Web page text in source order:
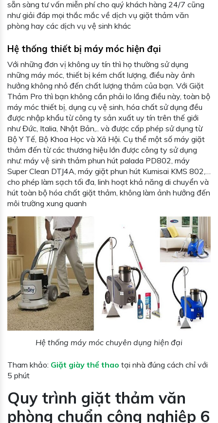
sẵn sàng tư vấn miễn phí cho quý khách hàng 24/7 cũng
như giải đáp mọi thắc mắc về dịch vụ giặt thảm văn
phòng hay các dịch vụ vệ sinh khác
Hệ thống thiết bị máy móc hiện đại
Với những đơn vị không uy tín thì họ thường sử dụng
những máy móc, thiết bị kém chất lượng, điều này ảnh
hưởng không nhỏ đến chất lượng thảm của bạn. Với Giặt
Thảm Pro thì bạn không cần phải lo lắng điều này, toàn bộ
máy móc thiết bị, dụng cụ vệ sinh, hóa chất sử dụng đều
được nhập khẩu từ công ty sản xuất uy tín trên thế giới
như Đức, Italia, Nhật Bản,.. và được cấp phép sử dụng từ
Bộ Y Tế, Bộ Khoa Học và Xã Hội. Cụ thể một số máy giặt
thảm đến từ các thương hiệu lớn được công ty sử dụng
như: máy vệ sinh thảm phun hút palada PD802, máy
Super Clean DTJ4A, máy giặt phun hút Kumisai KMS 802,…
cho phép làm sạch tối đa, linh hoạt khả năng di chuyển và
hút toàn bộ hóa chất giặt thảm, không làm ảnh hưởng đến
môi trường xung quanh
Hệ thống máy móc chuyên dụng hiện đại
Tham khảo: Giặt giày thể thao tại nhà đúng cách chỉ với
5 phút
Quy trình giặt thảm văn
phòng chuẩn công nghiệp 6